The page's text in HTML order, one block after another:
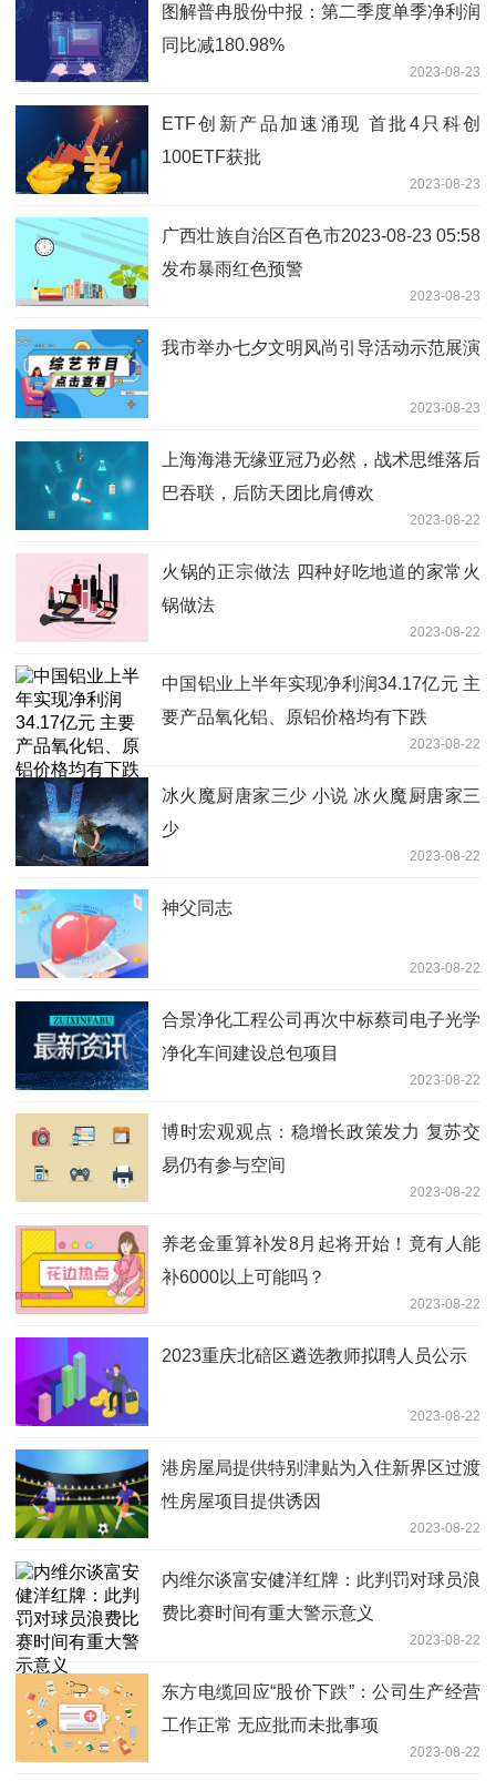
图解普冉股份中报：第二季度单季净利润
同比减180.98%
2023-08-23
ETF创新产品加速涌现 首批4只科创
100ETF获批
2023-08-23
广西壮族自治区百色市2023-08-23 05:58
发布暴雨红色预警
2023-08-23
我市举办七夕文明风尚引导活动示范展演
2023-08-23
上海海港无缘亚冠乃必然，战术思维落后
巴吞联，后防天团比肩傅欢
2023-08-22
火锅的正宗做法 四种好吃地道的家常火
锅做法
2023-08-22
中国铝业上半年实现净利润34.17亿元 主
要产品氧化铝、原铝价格均有下跌
2023-08-22
冰火魔厨唐家三少 小说 冰火魔厨唐家三
少
2023-08-22
神父同志
2023-08-22
合景净化工程公司再次中标蔡司电子光学
净化车间建设总包项目
2023-08-22
博时宏观观点：稳增长政策发力 复苏交
易仍有参与空间
2023-08-22
养老金重算补发8月起将开始！竟有人能
补6000以上可能吗？
2023-08-22
2023重庆北碚区遴选教师拟聘人员公示
2023-08-22
港房屋局提供特别津贴为入住新界区过渡
性房屋项目提供诱因
2023-08-22
内维尔谈富安健洋红牌：此判罚对球员浪
费比赛时间有重大警示意义
2023-08-22
东方电缆回应“股价下跌”：公司生产经营
工作正常 无应批而未批事项
2023-08-22